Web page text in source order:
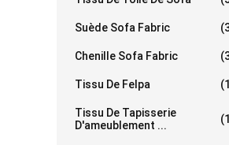
Suède Sofa Fabric
Chenille Sofa Fabric
Tissu De Felpa
Tissu De Tapisserie
D'ameublement ...